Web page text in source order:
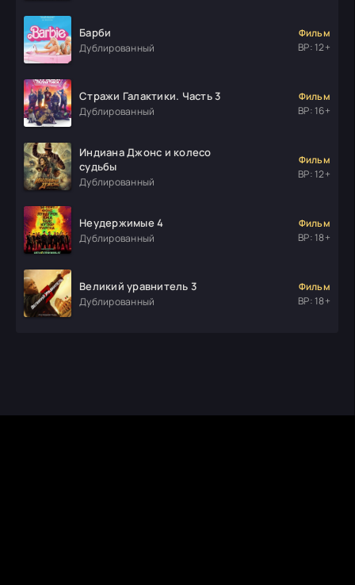
Барби
Дублированный
Фильм
ВР: 12+
Стражи Галактики. Часть 3
Дублированный
Фильм
ВР: 16+
Индиана Джонс и колесо
судьбы
Дублированный
Фильм
ВР: 12+
Неудержимые 4
Дублированный
Фильм
ВР: 18+
Великий уравнитель 3
Дублированный
Фильм
ВР: 18+